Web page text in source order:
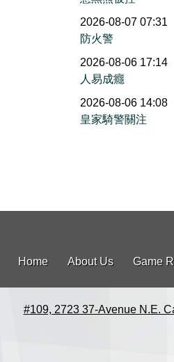
2026-08-07 07:31
防火警
2026-08-06 17:14
人易成癮
2026-08-06 14:08
皇家騎警關注
Home About Us Game
#109, 2723 37-Avenue N.E.